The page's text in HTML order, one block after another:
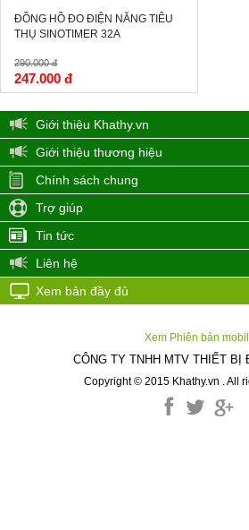
ĐỒNG HỒ ĐO ĐIỆN NĂNG TIÊU
THỤ SINOTIMER 32A
290.000 đ
247.000 đ
Giới thiệu Khathy.vn
Giới thiệu thương hiệu
Chính sách chung
Trợ giúp
Tin tức
Liên hệ
Xem bản đầy đủ
Xem Phiên bản
CÔNG TY TNHH MTV THIẾT BỊ
Copyright © 2015 Khathy.vn . All